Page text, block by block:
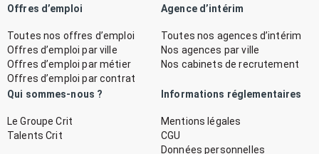
Offres d’emploi
Toutes nos offres d’emploi
Offres d’emploi par ville
Offres d’emploi par métier
Offres d’emploi par contrat
Agence d’intérim
Toutes nos agences d’intérim
Nos agences par ville
Nos cabinets de recrutement
Qui sommes-nous ?
Le Groupe Crit
Talents Crit
Informations réglementaires
Mentions légales
CGU
Données personnelles